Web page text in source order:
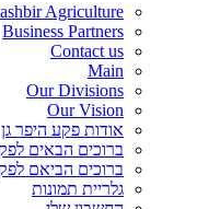
Agriculture
Business Partners
Contact us
Main
Our Divisions
Our Vision
אודות פקע היפר גן
ברוכים הבאים
ברוכים הביאם
גלריית תמונות